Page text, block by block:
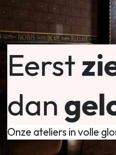
Eerst
dan
Onze ateliers in volle